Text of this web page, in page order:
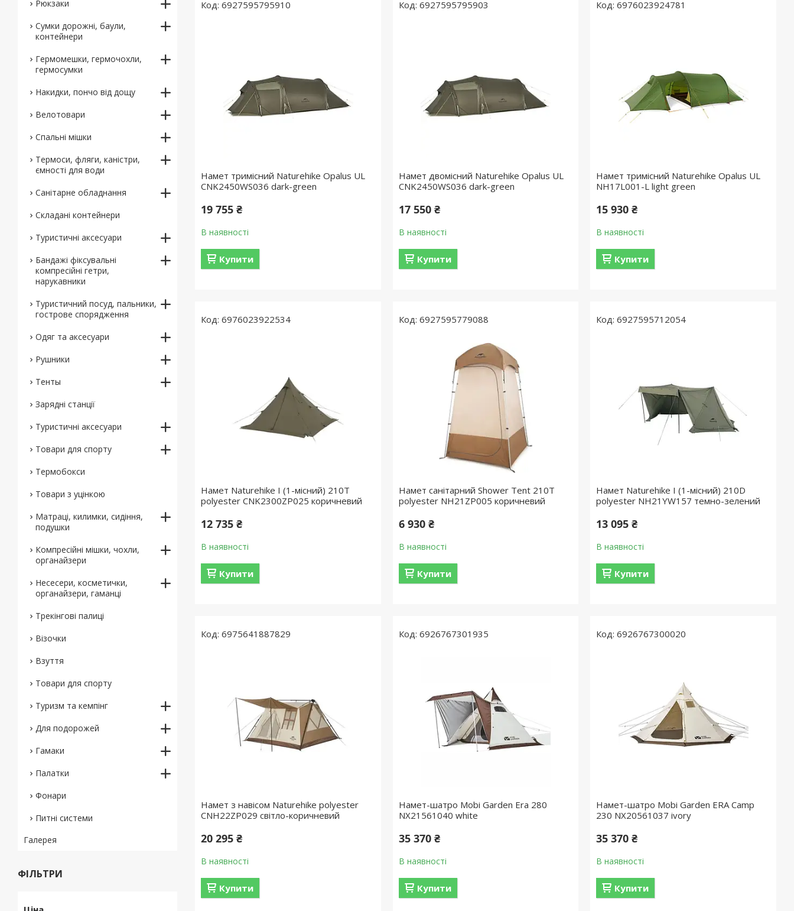
6927595795910
Намет тримісний Naturehike Opalus UL
CNK2450WS036 dark-green
19 755 ₴
В наявності
Купити
6927595795903
Намет двомісний Naturehike Opalus UL
CNK2450WS036 dark-green
17 550 ₴
В наявності
Купити
6976023924781
Намет тримісний Naturehike Opalus UL
NH17L001-L light green
15 930 ₴
В наявності
Купити
6976023922534
Намет Naturehike I (1-місний) 210T
polyester CNK2300ZP025 коричневий
12 735 ₴
В наявності
Купити
6927595779088
Намет санітарний Shower Tent 210T
polyester NH21ZP005 коричневий
6 930 ₴
В наявності
Купити
6927595712054
Намет Naturehike I (1-місний) 210D
polyester NH21YW157 темно-зелений
13 095 ₴
В наявності
Купити
6975641887829
Намет з навісом Naturehike polyester
CNH22ZP029 світло-коричневий
20 295 ₴
В наявності
Купити
6926767301935
Намет-шатро Mobi Garden Era 280
NX21561040 white
35 370 ₴
В наявності
Купити
6926767300020
Намет-шатро Mobi Garden ERA Camp
230 NX20561037 ivory
35 370 ₴
В наявності
Купити
Рюкзаки
Сумки дорожні, баули,
контейнери
Гермомешки, гермочохли,
гермосумки
Накидки, пончо від дощу
Велотовари
Спальні мішки
Термоси, фляги, каністри,
ємності для води
Санітарне обладнання
Складані контейнери
Туристичні аксесуари
Бандажі фіксувальні
компресійні гетри,
нарукавники
Туристичний посуд, пальники,
гострове спорядження
Одяг та аксесуари
Рушники
Тенты
Зарядні станції
Туристичні аксесуари
Товари для спорту
Термобокси
Товари з уцінкою
Матраці, килимки, сидіння,
подушки
Компресійні мішки, чохли,
органайзери
Несесери, косметички,
органайзери, гаманці
Трекінгові палиці
Візочки
Взуття
Товари для спорту
Туризм та кемпінг
Для подорожей
Гамаки
Палатки
Фонари
Питні системи
Галерея
ФІЛЬТРИ